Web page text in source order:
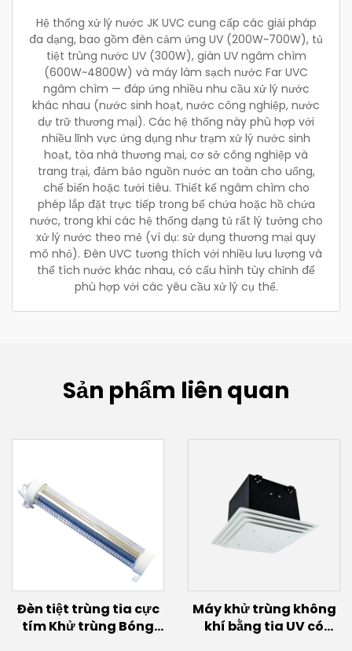
Hệ thống xử lý nước JK UVC cung cấp các giải pháp
đa dạng, bao gồm đèn cảm ứng UV (200W~700W), tủ
tiệt trùng nước UV (300W), giàn UV ngâm chìm
(600W~4800W) và máy làm sạch nước Far UVC
ngâm chìm — đáp ứng nhiều nhu cầu xử lý nước
khác nhau (nước sinh hoạt, nước công nghiệp, nước
dự trữ thương mại). Các hệ thống này phù hợp với
nhiều lĩnh vực ứng dụng như trạm xử lý nước sinh
hoạt, tòa nhà thương mại, cơ sở công nghiệp và
trang trại, đảm bảo nguồn nước an toàn cho uống,
chế biến hoặc tưới tiêu. Thiết kế ngâm chìm cho
phép lắp đặt trực tiếp trong bể chứa hoặc hồ chứa
nước, trong khi các hệ thống dạng tủ rất lý tưởng cho
xử lý nước theo mẻ (ví dụ: sử dụng thương mại quy
mô nhỏ). Đèn UVC tương thích với nhiều lưu lượng và
thể tích nước khác nhau, có cấu hình tùy chỉnh để
phù hợp với các yêu cầu xử lý cụ thể.
Sản phẩm liên quan
Đèn tiệt trùng tia cực
tím Khử trùng Bóng
Máy khử trùng không
khí bằng tia UV có